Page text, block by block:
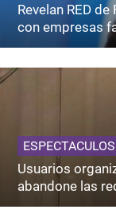
Revelan RED de
con empresas
ESPECTACULOS
Usuarios
abandone las